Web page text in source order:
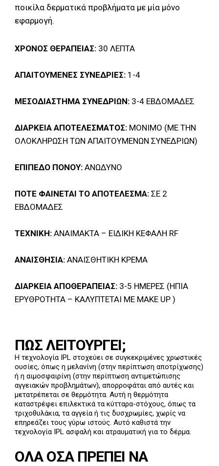
ποικίλα δερματικά προβλήματα με μία μόνο
εφαρμογή.
ΧΡΟΝΟΣ ΘΕΡΑΠΕΙΑΣ: 30 ΛΕΠΤΑ
ΑΠΑΙΤΟΥΜΕΝΕΣ ΣΥΝΕΔΡΙΕΣ: 1-4
ΜΕΣΟΔΙΑΣΤΗΜΑ ΣΥΝΕΔΡΙΩΝ: 3-4 ΕΒΔΟΜΑΔΕΣ
ΔΙΑΡΚΕΙΑ ΑΠΟΤΕΛΕΣΜΑΤΟΣ: ΜΟΝΙΜΟ (ΜΕ ΤΗΝ
ΟΛΟΚΛΗΡΩΣΗ ΤΩΝ ΑΠΑΙΤΟΥΜΕΝΩΝ ΣΥΝΕΔΡΙΩΝ)
ΕΠΙΠΕΔΟ ΠΟΝΟΥ: ΑΝΩΔΥΝΟ
ΠΟΤΕ ΦΑΙΝΕΤΑΙ ΤΟ ΑΠΟΤΕΛΕΣΜΑ: ΣΕ 2
ΕΒΔΟΜΑΔΕΣ
ΤΕΧΝΙΚΗ: ΑΝΑΙΜΑΚΤΑ – ΕΙΔΙΚΗ ΚΕΦΑΛΗ RF
ΑΝΑΙΣΘΗΣΙΑ: ΑΝΑΙΣΘΗΤΙΚΗ ΚΡΕΜΑ
ΔΙΑΡΚΕΙΑ ΑΠΟΘΕΡΑΠΕΙΑΣ: 3-5 ΗΜΕΡΕΣ (ΗΠΙΑ
ΕΡΥΘΡΟΤΗΤΑ – ΚΑΛΥΠΤΕΤΑΙ ΜΕ MAKE UP )
ΠΩΣ ΛΕΙΤΟΥΡΓΕΙ;
Η τεχνολογία IPL στοχεύει σε συγκεκριμένες χρωστικές
ουσίες, όπως η μελανίνη (στην περίπτωση αποτρίχωσης)
ή η αιμοσφαιρίνη (στην περίπτωση αντιμετώπισης
αγγειακών προβλημάτων), απορροφάται από αυτές και
μετατρέπεται σε θερμότητα. Αυτή η θερμότητα
καταστρέφει επιλεκτικά τα κύτταρα-στόχους, όπως τα
τριχοθυλάκια, τα αγγεία ή τις δυσχρωμίες, χωρίς να
επηρεάζει τους γύρω ιστούς. Αυτό καθιστά την
τεχνολογία IPL ασφαλή και ατραυματική για το δέρμα.
ΟΛΑ ΟΣΑ ΠΡΕΠΕΙ ΝΑ